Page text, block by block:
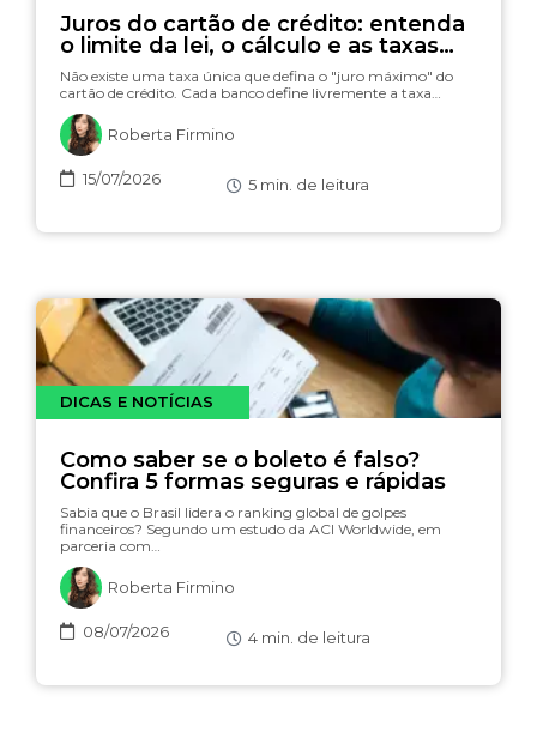
Juros do cartão de crédito: entenda
o limite da lei, o cálculo e as taxas
(com simulador)
Não existe uma taxa única que defina o "juro máximo" do
cartão de crédito. Cada banco define livremente a taxa…
Roberta Firmino
15/07/2026 5 min. de leitura
DICAS E NOTÍCIAS
Como saber se o boleto é falso?
Confira 5 formas seguras e rápidas
Sabia que o Brasil lidera o ranking global de golpes
financeiros? Segundo um estudo da ACI Worldwide, em
parceria com…
Roberta Firmino
08/07/2026 4 min. de leitura